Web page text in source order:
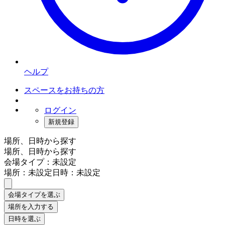
ヘルプ
スペースをお持ちの方
ログイン
新規登録
場所、日時から探す
場所、日時から探す
会場タイプ：未設定
場所：未設定日時：未設定
会場タイプを選ぶ
場所を入力する
日時を選ぶ